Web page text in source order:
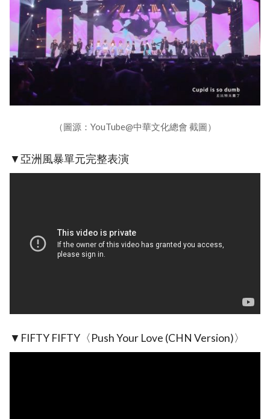
（圖源：YouTube@中華文化總會 截圖）
▼亞洲風暴單元完整表演
▼FIFTY FIFTY〈Push Your Love (CHN Version)〉